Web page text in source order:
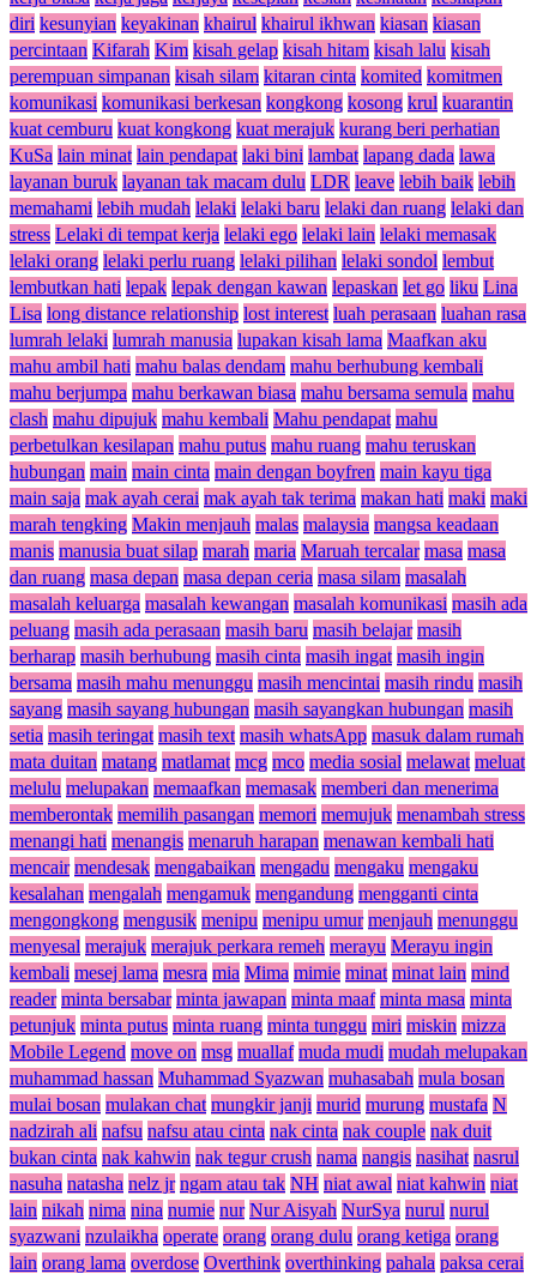
diri kesunyian keyakinan khairul khairul ikhwan kiasan kiasan
percintaan Kifarah Kim kisah gelap kisah hitam kisah lalu kisah
perempuan simpanan kisah silam kitaran cinta komited komitmen
komunikasi komunikasi berkesan kongkong kosong krul kuarantin
kuat cemburu kuat kongkong kuat merajuk kurang beri perhatian
KuSa lain minat lain pendapat laki bini lambat lapang dada lawa
layanan buruk layanan tak macam dulu LDR leave lebih baik lebih
memahami lebih mudah lelaki lelaki baru lelaki dan ruang lelaki dan
stress Lelaki di tempat kerja lelaki ego lelaki lain lelaki memasak
lelaki orang lelaki perlu ruang lelaki pilihan lelaki sondol lembut
lembutkan hati lepak lepak dengan kawan lepaskan let go liku Lina
Lisa long distance relationship lost interest luah perasaan luahan rasa
lumrah lelaki lumrah manusia lupakan kisah lama Maafkan aku
mahu ambil hati mahu balas dendam mahu berhubung kembali
mahu berjumpa mahu berkawan biasa mahu bersama semula mahu
clash mahu dipujuk mahu kembali Mahu pendapat mahu
perbetulkan kesilapan mahu putus mahu ruang mahu teruskan
hubungan main main cinta main dengan boyfren main kayu tiga
main saja mak ayah cerai mak ayah tak terima makan hati maki maki
marah tengking Makin menjauh malas malaysia mangsa keadaan
manis manusia buat silap marah maria Maruah tercalar masa masa
dan ruang masa depan masa depan ceria masa silam masalah
masalah keluarga masalah kewangan masalah komunikasi masih ada
peluang masih ada perasaan masih baru masih belajar masih
berharap masih berhubung masih cinta masih ingat masih ingin
bersama masih mahu menunggu masih mencintai masih rindu masih
sayang masih sayang hubungan masih sayangkan hubungan masih
setia masih teringat masih text masih whatsApp masuk dalam rumah
mata duitan matang matlamat mcg mco media sosial melawat meluat
melulu melupakan memaafkan memasak memberi dan menerima
memberontak memilih pasangan memori memujuk menambah stress
menangi hati menangis menaruh harapan menawan kembali hati
mencair mendesak mengabaikan mengadu mengaku mengaku
kesalahan mengalah mengamuk mengandung mengganti cinta
mengongkong mengusik menipu menipu umur menjauh menunggu
menyesal merajuk merajuk perkara remeh merayu Merayu ingin
kembali mesej lama mesra mia Mima mimie minat minat lain mind
reader minta bersabar minta jawapan minta maaf minta masa minta
petunjuk minta putus minta ruang minta tunggu miri miskin mizza
Mobile Legend move on msg muallaf muda mudi mudah melupakan
muhammad hassan Muhammad Syazwan muhasabah mula bosan
mulai bosan mulakan chat mungkir janji murid murung mustafa N
nadzirah ali nafsu nafsu atau cinta nak cinta nak couple nak duit
bukan cinta nak kahwin nak tegur crush nama nangis nasihat nasrul
nasuha natasha nelz jr ngam atau tak NH niat awal niat kahwin niat
lain nikah nima nina numie nur Nur Aisyah NurSya nurul nurul
syazwani nzulaikha operate orang orang dulu orang ketiga orang
lain orang lama overdose Overthink overthinking pahala paksa cerai